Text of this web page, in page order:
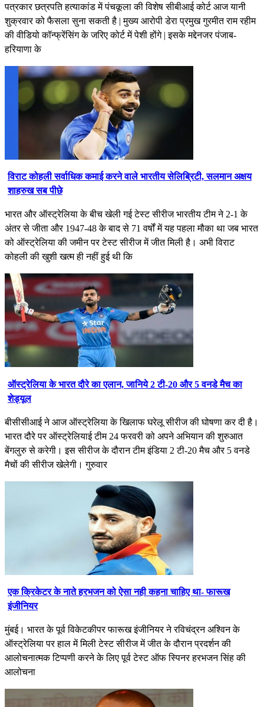
पत्रकार छत्रपति हत्याकांड में पंचकूला की विशेष सीबीआई कोर्ट आज यानी
शुक्रवार को फैसला सुना सकती है | मुख्य आरोपी डेरा प्रमुख गुरमीत राम रहीम
की वीडियो कॉन्फ्रेंसिंग के जरिए कोर्ट में पेशी होंगे | इसके मद्देनजर पंजाब-
हरियाणा के
विराट कोहली सर्वाधिक कमाई करने वाले भारतीय सेलिब्रिटी, सलमान अक्षय
शाहरुख सब पीछे
भारत और ऑस्ट्रेलिया के बीच खेली गई टेस्ट सीरीज भारतीय टीम ने 2-1 के
अंतर से जीता और 1947-48 के बाद से 71 वर्षों में यह पहला मौका था जब भारत
को ऑस्ट्रेलिया की जमीन पर टेस्ट सीरीज में जीत मिली है। अभी विराट
कोहली की खुशी खत्म ही नहीं हुई थी कि
ऑस्ट्रेलिया के भारत दौरे का एलान, जानिये 2 टी-20 और 5 वनडे मैच का
शेड्यूल
बीसीसीआई ने आज ऑस्ट्रेलिया के खिलाफ घरेलू सीरीज की घोषणा कर दी है।
भारत दौरे पर ऑस्ट्रेलियाई टीम 24 फरवरी को अपने अभियान की शुरुआत
बेंगलुरु से करेगी। इस सीरीज के दौरान टीम इंडिया 2 टी-20 मैच और 5 वनडे
मैचों की सीरीज खेलेगी। गुरुवार
एक क्रिकेटर के नाते हरभजन को ऐसा नही कहना चाहिए था- फारूख
इंजीनियर
मुंबई। भारत के पूर्व विकेटकीपर फारूख इंजीनियर ने रविचंद्रन अश्विन के
ऑस्ट्रेलिया पर हाल में मिली टेस्ट सीरीज में जीत के दौरान प्रदर्शन की
आलोचनात्मक टिप्पणी करने के लिए पूर्व टेस्ट ऑफ स्पिनर हरभजन सिंह की
आलोचना